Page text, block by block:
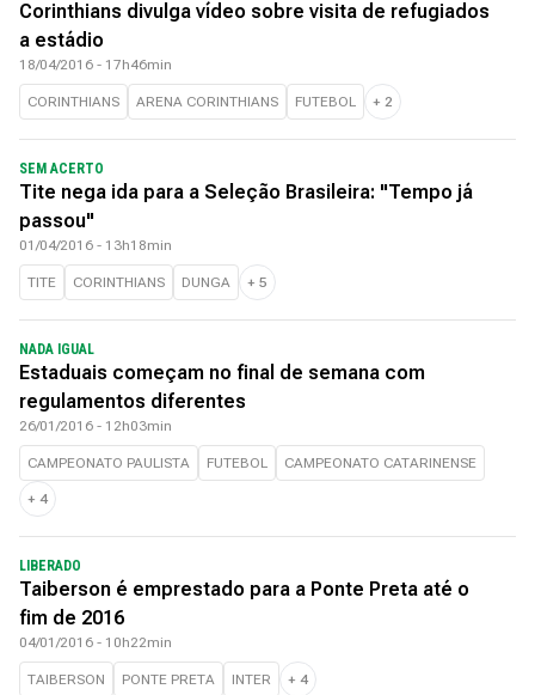
Corinthians divulga vídeo sobre visita de refugiados
a estádio
18/04/2016 - 17h46min
CORINTHIANS ARENA CORINTHIANS FUTEBOL + 2
SEM ACERTO
Tite nega ida para a Seleção Brasileira: "Tempo já
passou"
01/04/2016 - 13h18min
TITE CORINTHIANS DUNGA + 5
NADA IGUAL
Estaduais começam no final de semana com
regulamentos diferentes
26/01/2016 - 12h03min
CAMPEONATO PAULISTA FUTEBOL CAMPEONATO CATARINENSE
+ 4
LIBERADO
Taiberson é emprestado para a Ponte Preta até o
fim de 2016
04/01/2016 - 10h22min
TAIBERSON PONTE PRETA INTER + 4